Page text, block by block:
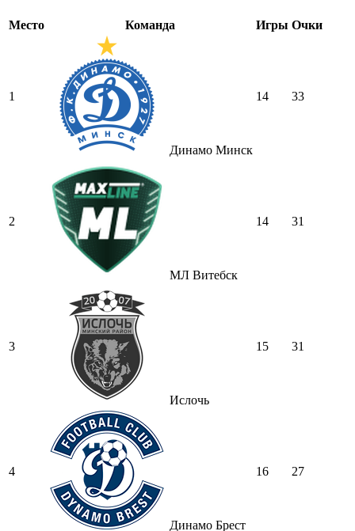
Место Команда Игры Очки
1
Динамо Минск
14 33
2
МЛ Витебск
14 31
3
Ислочь
15 31
4
Динамо Брест
16 27